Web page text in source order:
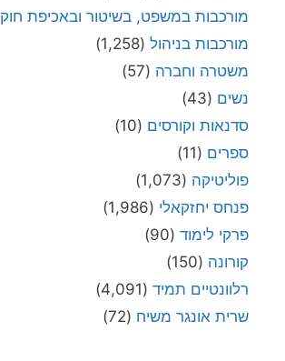
מורכבות במשפט, בשיטור ובאכיפת חוק
מורכבות בניהול (1,258)
משטרה וחברה (57)
נשים (43)
סדנאות וקורסים (10)
ספרים (11)
פוליטיקה (1,073)
פנחס יחזקאלי (1,986)
פרקי לימוד (90)
קורונה (150)
רלוונטיים תמיד (4,091)
שרית אונגר משיח (72)